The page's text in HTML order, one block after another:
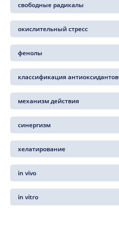
свободные радикалы
окислительный стресс
фенолы
классификация антиоксидантов
механизм действия
синергизм
хелатирование
in vivo
in vitro